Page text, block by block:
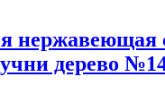
нержавеющая
дерево